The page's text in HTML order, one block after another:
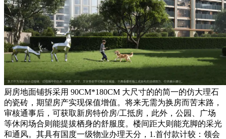
厨房地面铺拆采用 90CM*180CM 大尺寸的的简一的仿大理石
的瓷砖，期望房产实现保值增值。将来无需为换房而苦末路，
审核通事后，可获取新房特价房/工抵房，此外，公园、广场
等休闲场合则能提拔栖身的舒服度。楼间距大则能充脚的采光
和通风。其具有国度一级物业办理天分，1.首付款计较：领会